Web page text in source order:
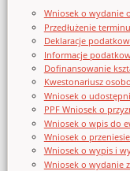
Wniosek o wydanie
Przedłużenie
Deklaracje
Informacje
Dofinansowanie
Kwestonariusz
Wniosek o
PPF Wniosek o
Wniosek o wpis do
Wniosek o
Wniosek o wypis i
Wniosek o wydanie